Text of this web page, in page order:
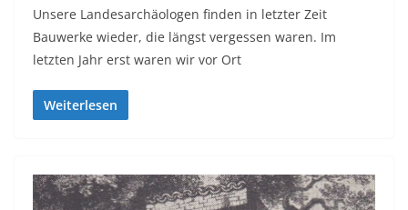
Unsere Landesarchäologen finden in letzter Zeit
Bauwerke wieder, die längst vergessen waren. Im
letzten Jahr erst waren wir vor Ort
Weiterlesen